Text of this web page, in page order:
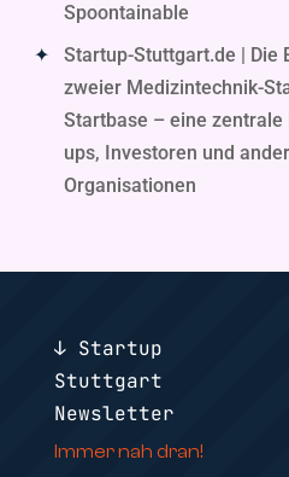
Spoontainable
Startup-Stuttgart.de | Die
zweier Medizintechnik-
Startbase – eine
ups, Investoren und
Organisationen
↓ Startup
Stuttgart
Newsletter
Immer nah dran!